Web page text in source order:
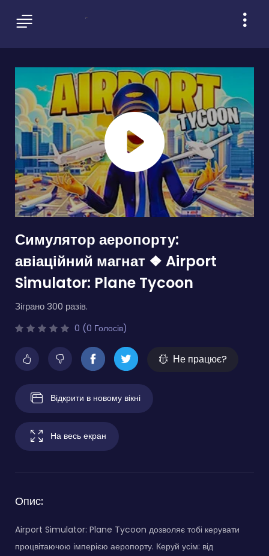
Симулятор аеропорту:
авіаційний магнат ❖ Airport
Simulator: Plane Tycoon
Зіграно 300 разів.
0 (0 Голосів)
Не працює?
Відкрити в новому вікні
На весь екран
Опис:
Airport Simulator: Plane Tycoon дозволяє тобі керувати
процвітаючою імперією аеропорту. Керуй усім: від